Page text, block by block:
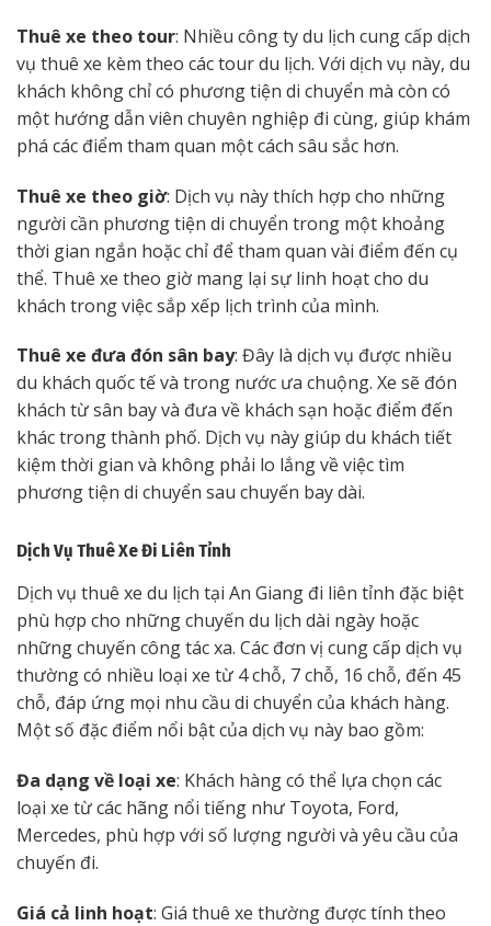
Thuê xe theo tour: Nhiều công ty du lịch cung cấp dịch
vụ thuê xe kèm theo các tour du lịch. Với dịch vụ này, du
khách không chỉ có phương tiện di chuyển mà còn có
một hướng dẫn viên chuyên nghiệp đi cùng, giúp khám
phá các điểm tham quan một cách sâu sắc hơn.
Thuê xe theo giờ: Dịch vụ này thích hợp cho những
người cần phương tiện di chuyển trong một khoảng
thời gian ngắn hoặc chỉ để tham quan vài điểm đến cụ
thể. Thuê xe theo giờ mang lại sự linh hoạt cho du
khách trong việc sắp xếp lịch trình của mình.
Thuê xe đưa đón sân bay: Đây là dịch vụ được nhiều
du khách quốc tế và trong nước ưa chuộng. Xe sẽ đón
khách từ sân bay và đưa về khách sạn hoặc điểm đến
khác trong thành phố. Dịch vụ này giúp du khách tiết
kiệm thời gian và không phải lo lắng về việc tìm
phương tiện di chuyển sau chuyến bay dài.
Dịch Vụ Thuê Xe Đi Liên Tỉnh
Dịch vụ thuê xe du lịch tại An Giang đi liên tỉnh đặc biệt
phù hợp cho những chuyến du lịch dài ngày hoặc
những chuyến công tác xa. Các đơn vị cung cấp dịch vụ
thường có nhiều loại xe từ 4 chỗ, 7 chỗ, 16 chỗ, đến 45
chỗ, đáp ứng mọi nhu cầu di chuyển của khách hàng.
Một số đặc điểm nổi bật của dịch vụ này bao gồm:
Đa dạng về loại xe: Khách hàng có thể lựa chọn các
loại xe từ các hãng nổi tiếng như Toyota, Ford,
Mercedes, phù hợp với số lượng người và yêu cầu của
chuyến đi.
Giá cả linh hoạt: Giá thuê xe thường được tính theo